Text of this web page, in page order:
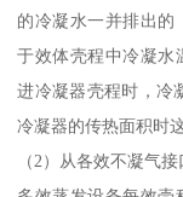
的冷凝水一并排出的
于效体壳程中冷凝水
进冷凝器壳程时，冷
冷凝器的传热面积时
（2）从各效不凝气